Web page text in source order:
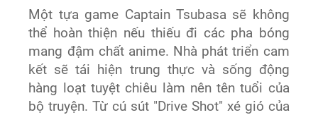
Một tựa game Captain Tsubasa sẽ không
thể hoàn thiện nếu thiếu đi các pha bóng
mang đậm chất anime. Nhà phát triển cam
kết sẽ tái hiện trung thực và sống động
hàng loạt tuyệt chiêu làm nên tên tuổi của
bộ truyện. Từ cú sút "Drive Shot" xé gió của